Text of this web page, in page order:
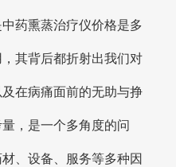
药熏蒸治疗仪价格是多
其背后都折射出我们对
在病痛面前的无助与挣
，是一个多角度的问
、设备、服务等多种因